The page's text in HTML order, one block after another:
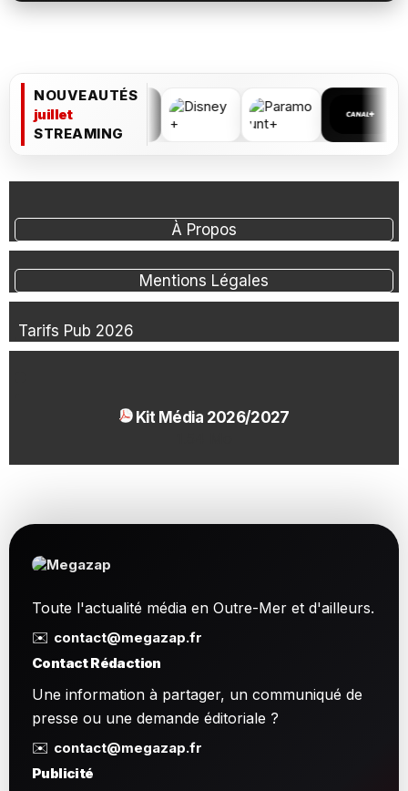
NOUVEAUTÉS
juillet
STREAMING
À Propos
Mentions Légales
Tarifs Pub 2026
Kit Média 2026/2027
Toute l'actualité média en Outre-Mer et d'ailleurs.
✉️ contact@megazap.fr
Contact Rédaction
Une information à partager, un communiqué de
presse ou une demande éditoriale ?
✉️ contact@megazap.fr
Publicité